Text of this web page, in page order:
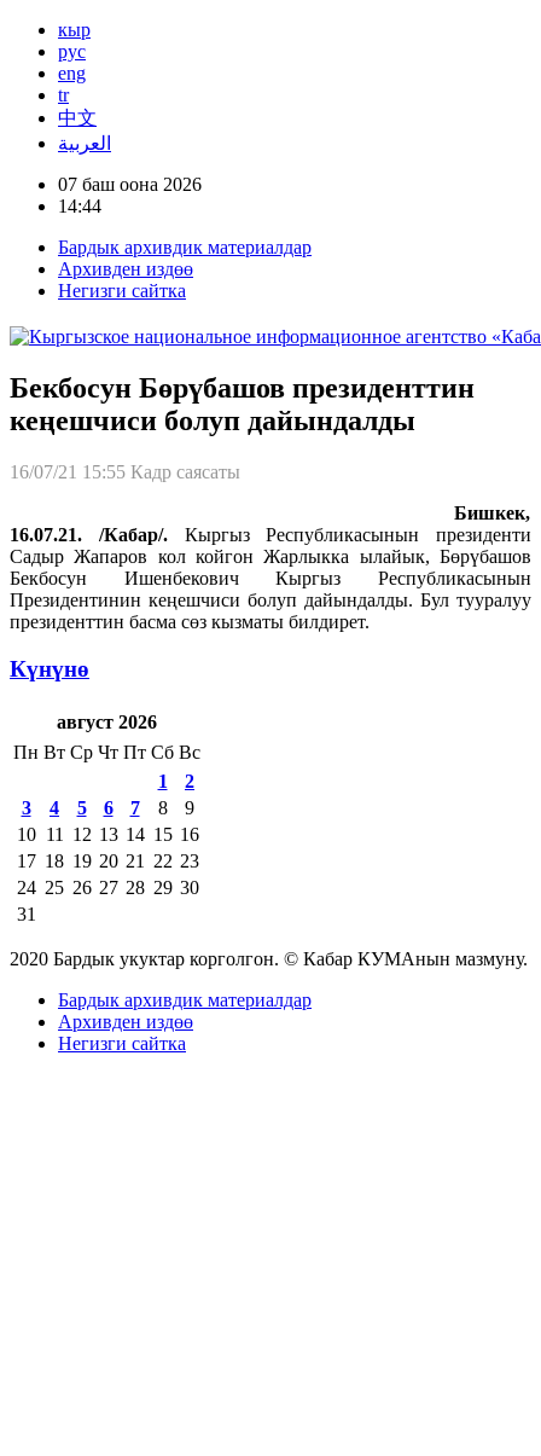
кыр
рус
eng
tr
中文
العربية
07 баш оона 2026
14:44
Бардык архивдик материалдар
Архивден издөө
Негизги сайтка
Бекбосун Бөрүбашов президенттин
кеңешчиси болуп дайындалды
16/07/21 15:55 Кадр саясаты
Бишкек,
16.07.21. /Кабар/. Кыргыз Республикасынын президенти
Садыр Жапаров кол койгон Жарлыкка ылайык, Бөрүбашов
Бекбосун Ишенбекович Кыргыз Республикасынын
Президентинин кеңешчиси болуп дайындалды. Бул тууралуу
президенттин басма сөз кызматы билдирет.
Күнүнө
август 2026
Пн Вт Ср Чт Пт Сб Вс
1
2
3
4 5 6 7 8
9
10 11 12 13 14 15 16
17 18 19 20 21 22 23
24 25 26 27 28 29 30
31
2020 Бардык укуктар корголгон. © Кабар КУМАнын мазмуну.
Бардык архивдик материалдар
Архивден издөө
Негизги сайтка